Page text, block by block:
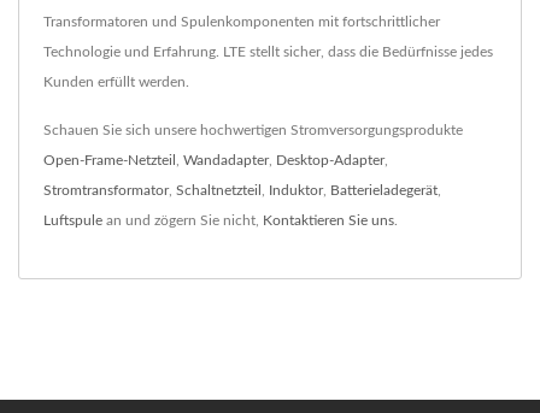
Transformatoren und Spulenkomponenten mit fortschrittlicher
Technologie und Erfahrung. LTE stellt sicher, dass die Bedürfnisse jedes
Kunden erfüllt werden.
Schauen Sie sich unsere hochwertigen Stromversorgungsprodukte
Open-Frame-Netzteil Wandadapter, Desktop-Adapter,
Stromtransformator, Schaltnetzteil Induktor, Batterieladegerät
Luftspule an und zögern Sie nicht, Kontaktieren Sie uns